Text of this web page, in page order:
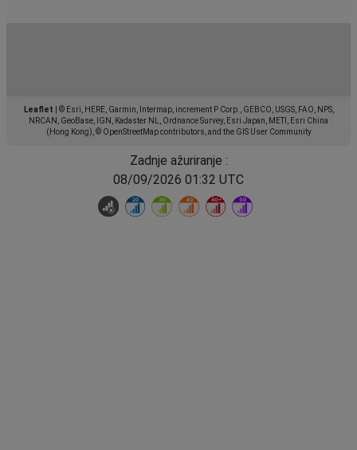
Leaflet
© Esri, HERE, Garmin, Intermap, increment P Corp., GEBCO, USGS, FAO, NPS,
NRCAN, GeoBase, IGN, Kadaster NL, Ordnance Survey, Esri Japan, METI, Esri China
(Hong Kong), © OpenStreetMap contributors, and the GIS User Community
Zadnje ažuriranje :
08/09/2026 01:32 UTC